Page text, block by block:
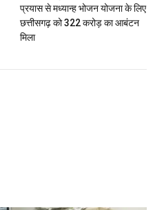
प्रयास से मध्यान्ह भोजन योजना के लिए
छत्तीसगढ़ को 322 करोड़ का आबंटन
मिला